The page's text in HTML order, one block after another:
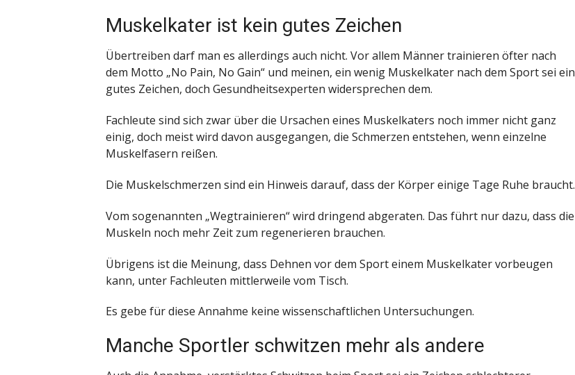
Muskelkater ist kein gutes Zeichen
Übertreiben darf man es allerdings auch nicht. Vor allem Männer trainieren öfter nach
dem Motto „No Pain, No Gain“ und meinen, ein wenig Muskelkater nach dem Sport sei ein
gutes Zeichen, doch Gesundheitsexperten widersprechen dem.
Fachleute sind sich zwar über die Ursachen eines Muskelkaters noch immer nicht ganz
einig, doch meist wird davon ausgegangen, die Schmerzen entstehen, wenn einzelne
Muskelfasern reißen.
Die Muskelschmerzen sind ein Hinweis darauf, dass der Körper einige Tage Ruhe braucht.
Vom sogenannten „Wegtrainieren“ wird dringend abgeraten. Das führt nur dazu, dass die
Muskeln noch mehr Zeit zum regenerieren brauchen.
Übrigens ist die Meinung, dass Dehnen vor dem Sport einem Muskelkater vorbeugen
kann, unter Fachleuten mittlerweile vom Tisch.
Es gebe für diese Annahme keine wissenschaftlichen Untersuchungen.
Manche Sportler schwitzen mehr als andere